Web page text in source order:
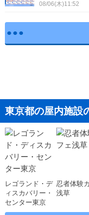
08/06(木)11:52
東京都の屋内施設
レゴランド・デ
ィスカバリー・
センター東京
忍者体験
浅草